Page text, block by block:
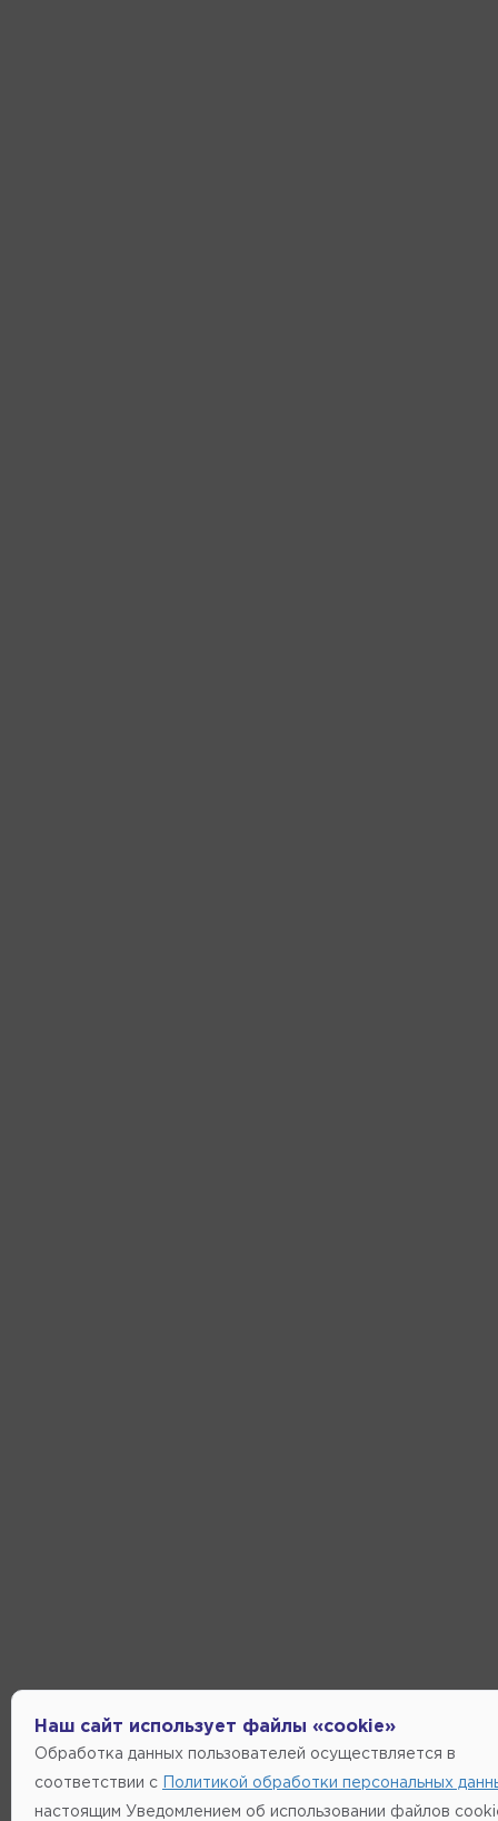
Наш сайт использует файлы «cookie»
Обработка данных пользователей осуществляется в
соответствии с Политикой обработки персональных
настоящим Уведомлением об использовании файлов